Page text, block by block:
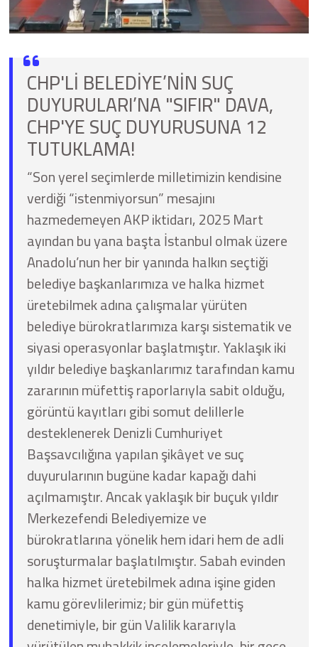
CHP'Lİ BELEDİYE’NİN SUÇ
DUYURULARI’NA "SIFIR" DAVA,
CHP'YE SUÇ DUYURUSUNA 12
TUTUKLAMA!
“Son yerel seçimlerde milletimizin kendisine
verdiği “istenmiyorsun” mesajını
hazmedemeyen AKP iktidarı, 2025 Mart
ayından bu yana başta İstanbul olmak üzere
Anadolu’nun her bir yanında halkın seçtiği
belediye başkanlarımıza ve halka hizmet
üretebilmek adına çalışmalar yürüten
belediye bürokratlarımıza karşı sistematik ve
siyasi operasyonlar başlatmıştır. Yaklaşık iki
yıldır belediye başkanlarımız tarafından kamu
zararının müfettiş raporlarıyla sabit olduğu,
görüntü kayıtları gibi somut delillerle
desteklenerek Denizli Cumhuriyet
Başsavcılığına yapılan şikâyet ve suç
duyurularının bugüne kadar kapağı dahi
açılmamıştır. Ancak yaklaşık bir buçuk yıldır
Merkezefendi Belediyemize ve
bürokratlarına yönelik hem idari hem de adli
soruşturmalar başlatılmıştır. Sabah evinden
halka hizmet üretebilmek adına işine giden
kamu görevlilerimiz; bir gün müfettiş
denetimiyle, bir gün Valilik kararıyla